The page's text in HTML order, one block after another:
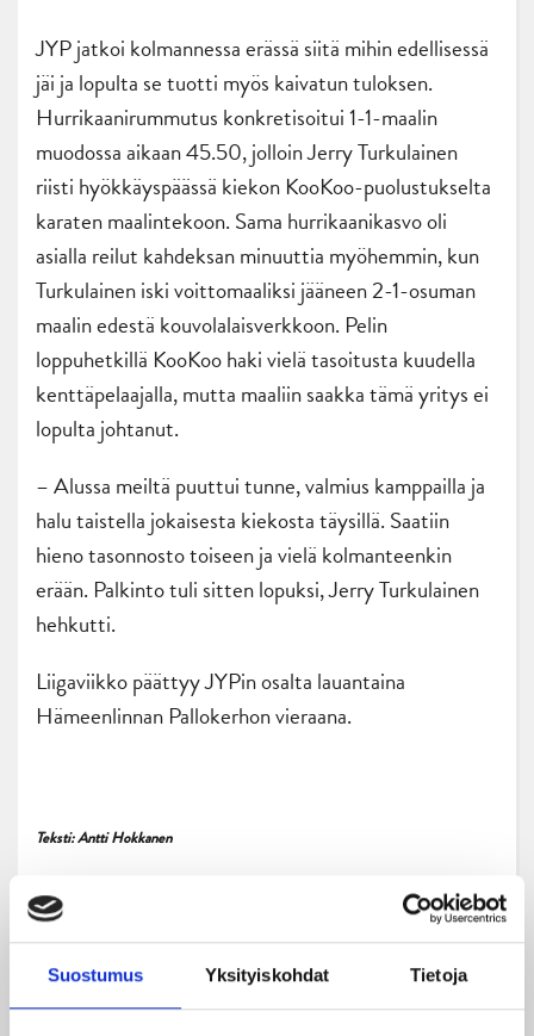
Suostumus Yksityiskohdat Tietoja
JYP jatkoi kolmannessa erässä siitä mihin edellisessä
jäi ja lopulta se tuotti myös kaivatun tuloksen.
Hurrikaanirummutus konkretisoitui 1-1-maalin
muodossa aikaan 45.50, jolloin Jerry Turkulainen
riisti hyökkäyspäässä kiekon KooKoo-puolustukselta
karaten maalintekoon. Sama hurrikaanikasvo oli
asialla reilut kahdeksan minuuttia myöhemmin, kun
Turkulainen iski voittomaaliksi jääneen 2-1-osuman
maalin edestä kouvolalaisverkkoon. Pelin
loppuhetkillä KooKoo haki vielä tasoitusta kuudella
kenttäpelaajalla, mutta maaliin saakka tämä yritys ei
lopulta johtanut.
– Alussa meiltä puuttui tunne, valmius kamppailla ja
halu taistella jokaisesta kiekosta täysillä. Saatiin
hieno tasonnosto toiseen ja vielä kolmanteenkin
erään. Palkinto tuli sitten lopuksi, Jerry Turkulainen
hehkutti.
Liigaviikko päättyy JYPin osalta lauantaina
Hämeenlinnan Pallokerhon vieraana.
Teksti: Antti Hokkanen